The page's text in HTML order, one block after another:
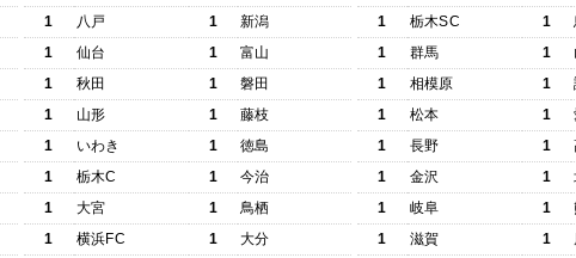
1
八戸 1
新潟
1
仙台 1
富山
1
秋田 1
磐田
1
山形 1
藤枝
1
いわき 1
徳島
1
栃木C 1
今治
1
大宮 1
鳥栖
1
横浜FC 1 大分
1
栃木SC 1
1
群馬 1
1
相模原 1
1
松本 1
1
長野 1
1
金沢 1
1
岐阜 1
1
滋賀 1